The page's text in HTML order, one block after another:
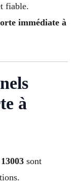
fiable.
immédiate à
à
sont